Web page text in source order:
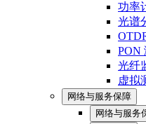
功率
光谱
PON
光纤
虚拟
网络与服务保障
网络与服务